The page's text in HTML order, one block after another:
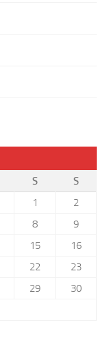
S
S
1
2
8
9
15
16
22
23
29
30